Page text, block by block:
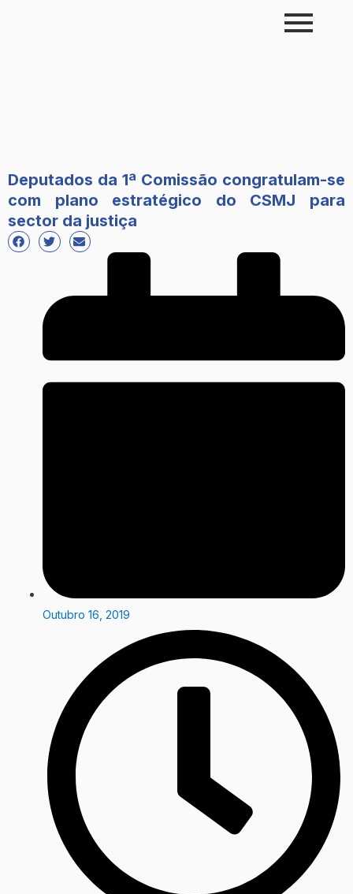
Deputados da 1ª Comissão congratulam-se
com plano estratégico do CSMJ para
sector da justiça
Outubro 16, 2019